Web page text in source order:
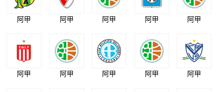
阿甲 阿甲 阿甲 阿甲 阿甲
阿甲 阿甲 阿甲 阿甲 阿甲